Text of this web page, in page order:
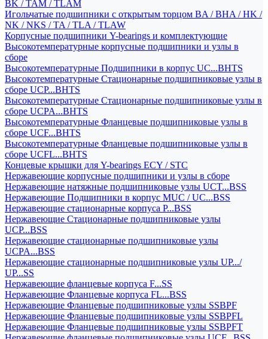
BK / TAM / TLAM
Игольчатые подшипники с открытым торцом BA / BHA / HK /
NK / NKS / TA / TLA / TLAW
Корпусные подшипники Y-bearings и комплектующие
Высокотемпературные корпусные подшипники и узлы в
сборе
Высокотемпературные Подшипники в корпус UC...BHTS
Высокотемпературные Стационарные подшипниковые узлы в
сборе UCP...BHTS
Высокотемпературные Стационарные подшипниковые узлы в
сборе UCPA...BHTS
Высокотемпературные Фланцевые подшипниковые узлы в
сборе UCF...BHTS
Высокотемпературные Фланцевые подшипниковые узлы в
сборе UCFL...BHTS
Концевые крышки для Y-bearings ECY / STC
Нержавеющие корпусные подшипники и узлы в сборе
Нержавеющие натяжные подшипниковые узлы UCT...BSS
Нержавеющие Подшипники в корпус MUC / UC...BSS
Нержавеющие стационарные корпуса P...BSS
Нержавеющие Стационарные подшипниковые узлы
UCP...BSS
Нержавеющие стационарные подшипниковые узлы
UCPA...BSS
Нержавеющие стационарные подшипниковые узлы UP.../
UP...SS
Нержавеющие фланцевые корпуса F...SS
Нержавеющие Фланцевые корпуса FL...BSS
Нержавеющие Фланцевые подшипниковые узлы SSBPF
Нержавеющие Фланцевые подшипниковые узлы SSBPFL
Нержавеющие Фланцевые подшипниковые узлы SSBPFT